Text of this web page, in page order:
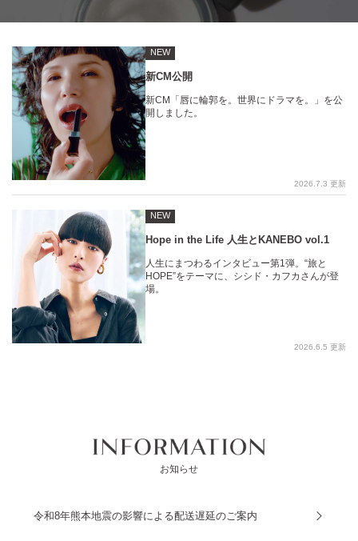
NEW
新CM公開
新CM「唇に輪郭を。世界にドラマを。」を公
開しました。
2026.7.3 更新
NEW
Hope in the Life 人生とKANEBO vol.1
人生にまつわるインタビュー第1弾。“旅と
HOPE”をテーマに、シシド・カフカさんが登
場。
2026.6.5 更新
お知らせ
令和8年熊本地震の影響による配送遅延のご案内